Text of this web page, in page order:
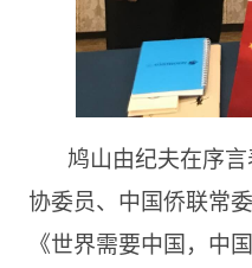
鸠山由纪夫在序
协委员、中国侨联常
《世界需要中国，中